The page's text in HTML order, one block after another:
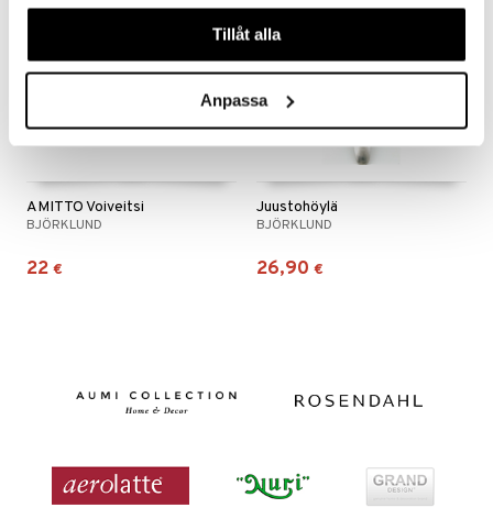
våra cookies vid fortsatt användande av vår webbplats.
Tillåt alla
Anpassa
AMITTO Voiveitsi
BJÖRKLUND
22 €
Juustohöylä
BJÖRKLUND
26,90 €